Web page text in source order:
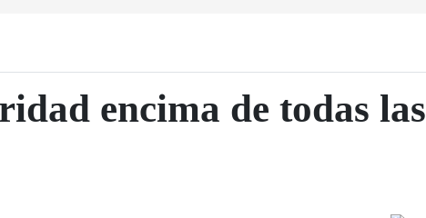
encima de todas las